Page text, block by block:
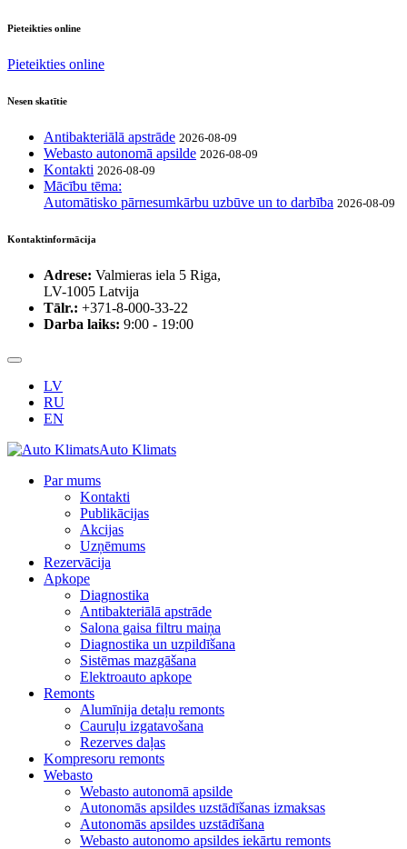
Pieteikties online
Pieteikties online
Nesen skatītie
Antibakteriālā apstrāde 2026-08-09
Webasto autonomā apsilde 2026-08-09
Kontakti 2026-08-09
Mācību tēma:
Automātisko pārnesumkārbu uzbūve un to darbība 2026-08-09
Kontaktinformācija
Adrese: Valmieras iela 5 Riga,
LV-1005 Latvija
Tālr.: +371-8-000-33-22
Darba laiks: 9:00 - 19:00
LV
RU
EN
Auto Klimats
Par mums
Kontakti
Publikācijas
Akcijas
Uzņēmums
Rezervācija
Apkope
Diagnostika
Antibakteriālā apstrāde
Salona gaisa filtru maiņa
Diagnostika un uzpildīšana
Sistēmas mazgāšana
Elektroauto apkope
Remonts
Alumīnija detaļu remonts
Cauruļu izgatavošana
Rezerves daļas
Kompresoru remonts
Webasto
Webasto autonomā apsilde
Autonomās apsildes uzstādīšanas izmaksas
Autonomās apsildes uzstādīšana
Webasto autonomo apsildes iekārtu remonts